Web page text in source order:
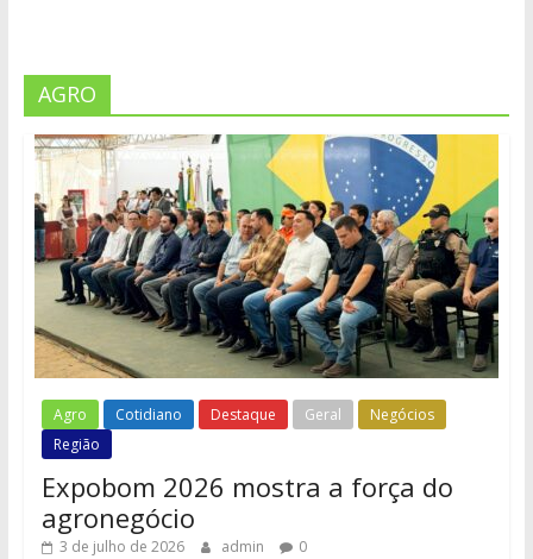
AGRO
Agro Cotidiano Destaque Geral
Negócios
Região
Expobom 2026 mostra a força do
agronegócio
3 de julho de 2026 admin 0